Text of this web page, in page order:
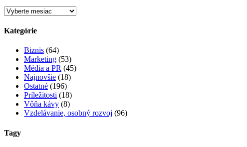
Archív
Kategórie
Biznis (64)
Marketing (53)
Média a PR (45)
Najnovšie (18)
Ostatné (196)
Príležitosti (18)
Vôňa kávy (8)
Vzdelávanie, osobný rozvoj (96)
Tagy